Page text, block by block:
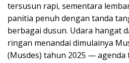
tersusun rapi, sementara
panitia penuh dengan tanda
berbagai dusun. Udara hangat
ringan menandai dimulainya
(Musdes) tahun 2025 — agenda